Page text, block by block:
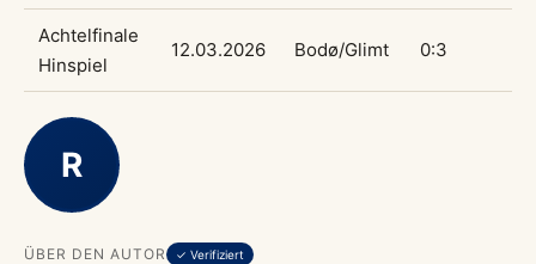
Achtelfinale
Hinspiel
12.03.2026 Bodø/Glimt 0:3
R
ÜBER DEN AUTOR ✓ Verifiziert